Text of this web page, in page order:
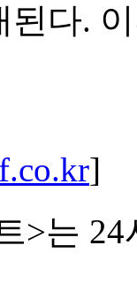
다.
]
>는